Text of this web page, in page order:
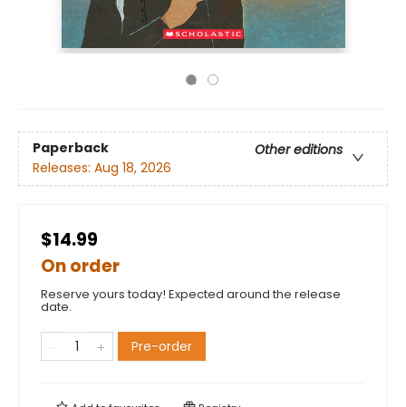
Paperback
Other editions
Releases: Aug 18, 2026
$14.99
On order
Reserve yours today! Expected around the release
date.
Pre-order